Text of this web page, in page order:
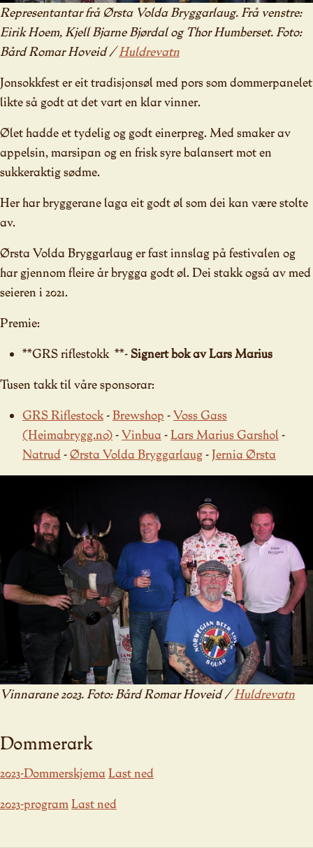
Representantar frå Ørsta Volda Bryggarlaug. Frå venstre:
Eirik Hoem, Kjell Bjarne Bjørdal og Thor Humberset. Foto:
Bård Romar Hoveid /Huldrevatn
Jonsokkfest er eit tradisjonsøl med pors som dommerpanelet
likte så godt at det vart en klar vinner.
Ølet hadde et tydelig og godt einerpreg. Med smaker av
appelsin, marsipan og en frisk syre balansert mot en
sukkeraktig sødme.
Her har bryggerane laga eit godt øl som dei kan være stolte
av.
Ørsta Volda Bryggarlaug er fast innslag på festivalen og
har gjennom fleire år brygga godt øl. Dei stakk også av med
seieren i 2021.
Premie:
**GRS riflestokk **-Signert bok av Lars Marius
Tusen takk til våre sponsorar:
GRS Riflestock-Brewshop -Voss Gass
(Heimabrygg.no)-Vinbua-Lars Marius Garshol-
Natrud-Ørsta Volda Bryggarlaug-Jernia Ørsta
Vinnarane 2023. Foto: Bård Romar Hoveid /Huldrevatn
Dommerark
2023-DommerskjemaLast ned
2023-program Last ned